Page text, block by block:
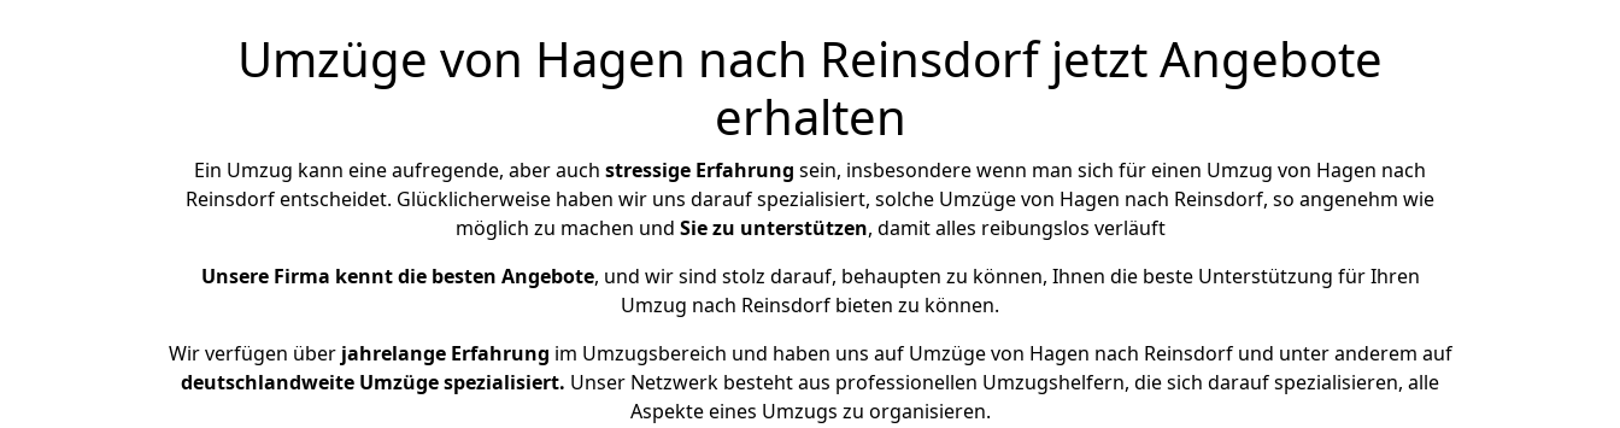
Umzüge von Hagen nach Reinsdorf jetzt Angebote
erhalten
Ein Umzug kann eine aufregende, aber auch stressige Erfahrung sein, insbesondere wenn man sich für einen Umzug von Hagen nach
Reinsdorf entscheidet. Glücklicherweise haben wir uns darauf spezialisiert, solche Umzüge von Hagen nach Reinsdorf, so angenehm wie
möglich zu machen und Sie zu unterstützen, damit alles reibungslos verläuft
Unsere Firma kennt die besten Angebote, und wir sind stolz darauf, behaupten zu können, Ihnen die beste Unterstützung für Ihren
Umzug nach Reinsdorf bieten zu können.
Wir verfügen überjahrelange Erfahrung im Umzugsbereich und haben uns auf Umzüge von Hagen nach Reinsdorf und unter anderem auf
deutschlandweite Umzüge spezialisiert. Unser Netzwerk besteht aus professionellen Umzugshelfern, die sich darauf spezialisieren, alle
Aspekte eines Umzugs zu organisieren.